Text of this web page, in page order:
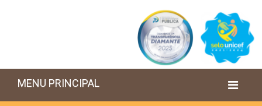
MENU PRINCIPAL